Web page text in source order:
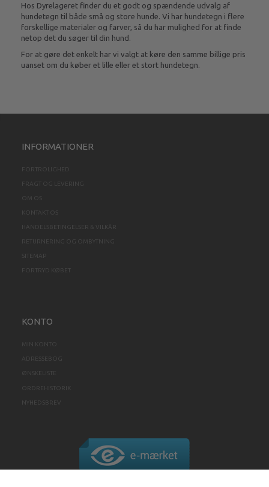
Hos Dyrelageret finder du et godt og spændende udvalg af
hundetegn til både små og store hunde. Vi har hundetegn i flere
forskellige materialer og farver, så du har mulighed for at finde
netop det du søger til din hund.
For at gøre det enkelt har vi valgt at køre den samme billige pris
uanset om du køber et lille eller et stort hundetegn.
INFORMATIONER
FORTROLIGHED
FRAGT OG LEVERING
OM OS
KONTAKT OS
HANDELSBETINGELSER & VILKÅR
RETURNERING OG OMBYTNING
SITEMAP
FORTRYD KØBET
KONTO
MIN KONTO
ADRESSEBOG
ØNSKELISTE
ORDREHISTORIK
NYHEDSBREV